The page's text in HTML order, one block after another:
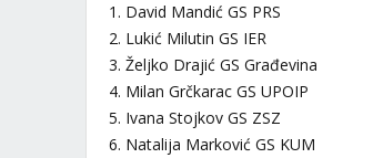
1. David Mandić GS PRS
2. Lukić Milutin GS IER
3. Željko Drajić GS Građevina
4. Milan Grčkarac GS UPOIP
5. Ivana Stojkov GS ZSZ
6. Natalija Marković GS KUM